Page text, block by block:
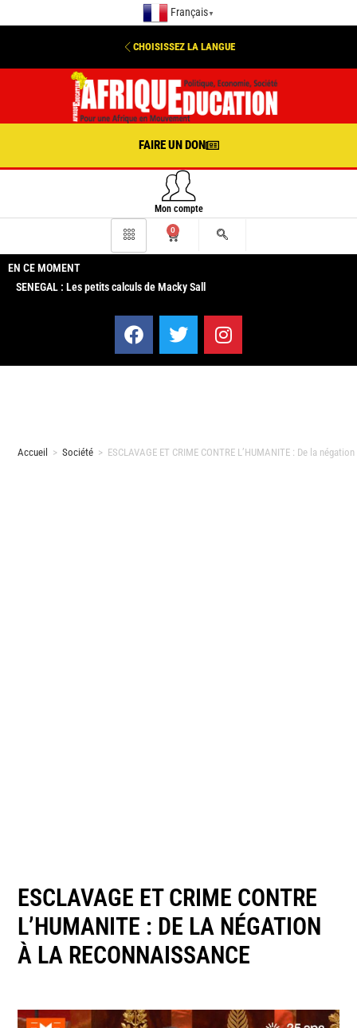
Français ▼
CHOISISSEZ LA LANGUE
FAIRE UN DON
Mon compte
0
EN CE MOMENT
SENEGAL : Les petits calculs de Macky Sall
Accueil > Société > ESCLAVAGE ET CRIME CONTRE L’HUMANITE : De la
ESCLAVAGE ET CRIME CONTRE
L’HUMANITE : DE LA NÉGATION
À LA RECONNAISSANCE